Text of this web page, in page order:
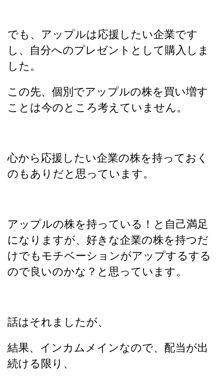
でも、アップルは応援したい企業です
し、自分へのプレゼントとして購入しま
した。
この先、個別でアップルの株を買い増す
ことは今のところ考えていません。
心から応援したい企業の株を持っておく
のもありだと思っています。
アップルの株を持っている！と自己満足
になりますが、好きな企業の株を持つだ
けでもモチベーションがアップするする
ので良いのかな？と思っています。
話はそれましたが、
結果、インカムメインなので、配当が出
続ける限り、